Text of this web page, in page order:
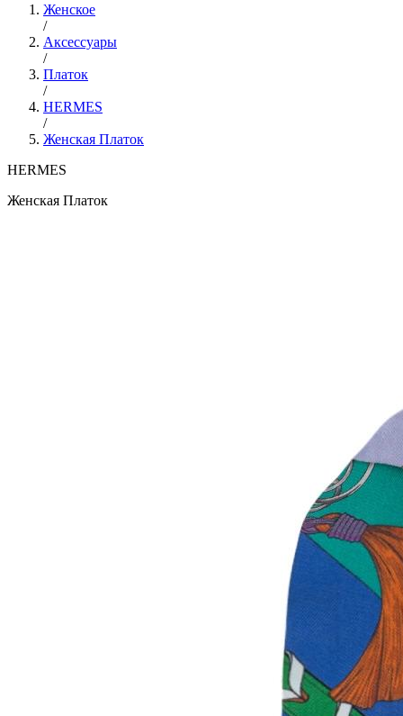
Женское
/
Аксессуары
/
Платок
/
HERMES
/
Женская Платок
HERMES
Женская Платок